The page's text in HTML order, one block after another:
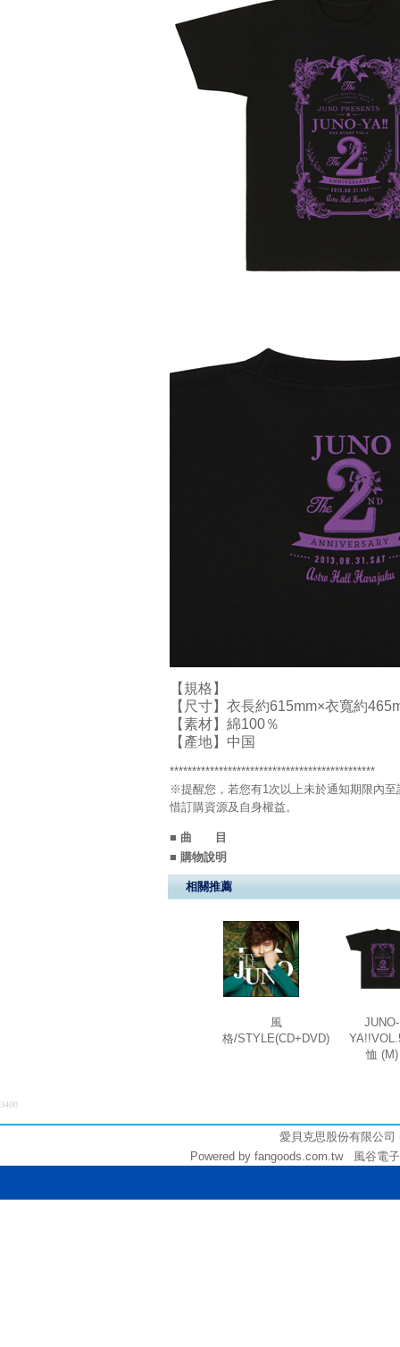
【規格】
【尺寸】衣長約615mm×衣寬約
【素材】綿100％
【產地】中国
**********************************************
※提醒您，若您有1次以上未於通知期限內
惜訂購資源及自身權益。
■ 曲 目
■ 購物說明
相關推薦
風
格/STYLE(CD+DVD)
JUNO-
恤 (M)
3400
愛貝克思股份有限公
Powered by fangoods.com.tw 風谷電子商